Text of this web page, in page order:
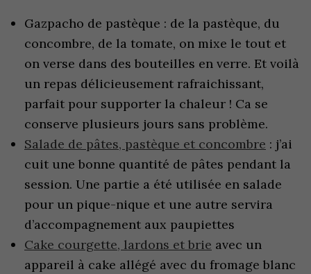
Gazpacho de pastèque : de la pastèque, du
concombre, de la tomate, on mixe le tout et
on verse dans des bouteilles en verre. Et voilà
un repas délicieusement rafraichissant,
parfait pour supporter la chaleur ! Ca se
conserve plusieurs jours sans problème.
Salade de pâtes, pastèque et concombre : j’ai
cuit une bonne quantité de pâtes pendant la
session. Une partie a été utilisée en salade
pour un pique-nique et une autre servira
d’accompagnement aux paupiettes
Cake courgette, lardons et brie avec un
appareil à cake allégé avec du fromage blanc